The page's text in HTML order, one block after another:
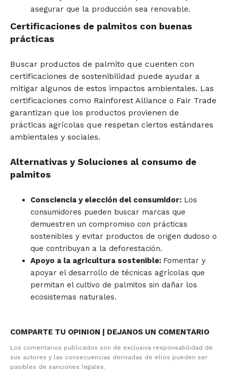
asegurar que la producción sea renovable.
Certificaciones de palmitos con buenas
prácticas
Buscar productos de palmito que cuenten con
certificaciones de sostenibilidad puede ayudar a
mitigar algunos de estos impactos ambientales. Las
certificaciones como Rainforest Alliance o Fair Trade
garantizan que los productos provienen de
prácticas agrícolas que respetan ciertos estándares
ambientales y sociales.
Alternativas y Soluciones al consumo de
palmitos
Consciencia y elección del consumidor: Los
consumidores pueden buscar marcas que
demuestren un compromiso con prácticas
sostenibles y evitar productos de origen dudoso o
que contribuyan a la deforestación.
Apoyo a la agricultura sostenible: Fomentar y
apoyar el desarrollo de técnicas agrícolas que
permitan el cultivo de palmitos sin dañar los
ecosistemas naturales.
COMPARTE TU OPINION | DEJANOS UN COMENTARIO
Los comentarios publicados son de exclusiva responsabilidad de
sus autores y las consecuencias derivadas de ellos pueden ser
pasibles de sanciones legales.